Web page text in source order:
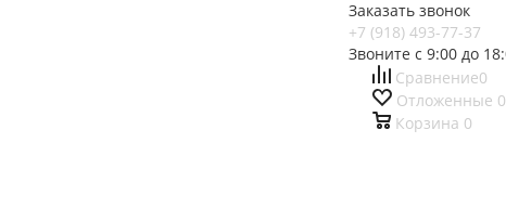
Заказать звонок
+7 (918) 493-77-37
Звоните с 9:00 до
Сравнение0
Отложенные 0
Корзина 0